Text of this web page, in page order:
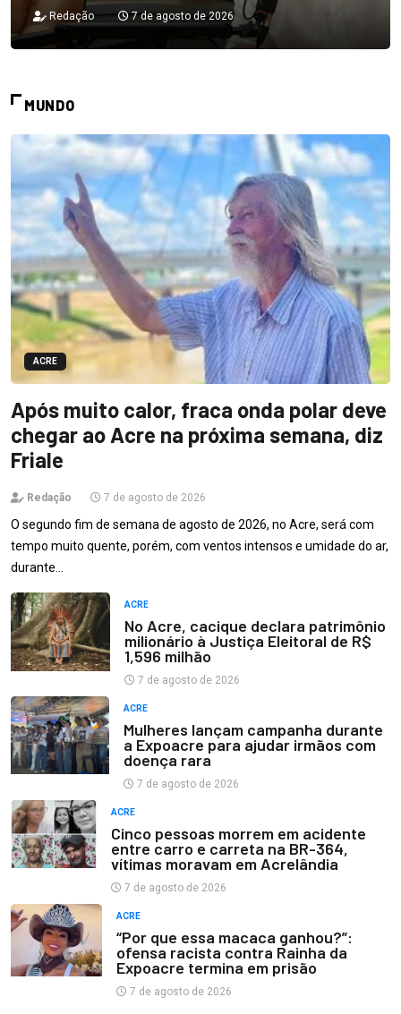
Redação 7 de agosto de 2026
MUNDO
ACRE
Após muito calor, fraca onda polar deve
chegar ao Acre na próxima semana, diz
Friale
Redação 7 de agosto de 2026
O segundo fim de semana de agosto de 2026, no Acre, será com
tempo muito quente, porém, com ventos intensos e umidade do ar,
durante…
ACRE
No Acre, cacique declara patrimônio
milionário à Justiça Eleitoral de R$
1,596 milhão
7 de agosto de 2026
ACRE
Mulheres lançam campanha durante
a Expoacre para ajudar irmãos com
doença rara
7 de agosto de 2026
ACRE
Cinco pessoas morrem em acidente
entre carro e carreta na BR-364,
vítimas moravam em Acrelândia
7 de agosto de 2026
ACRE
“Por que essa macaca ganhou?”:
ofensa racista contra Rainha da
Expoacre termina em prisão
7 de agosto de 2026